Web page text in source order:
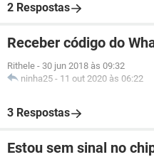
2 Respostas
Receber código do
Rithele - 30 jun 2018 às 09:32
ninha25 - 11 out 2020 às 06:22
3 Respostas
Estou sem sinal no